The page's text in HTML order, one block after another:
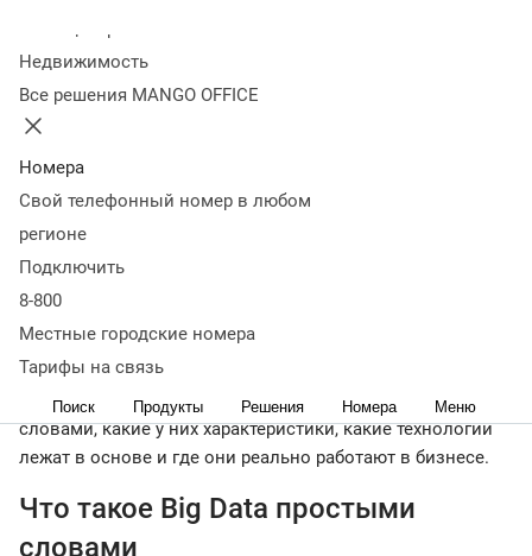
Недвижимость
Все решения MANGO OFFICE
Номера
Свой телефонный номер в любом
регионе
Подключить
8-800
Местные городские номера
Тарифы на связь
Поиск Продукты Решения Номера Меню
Data
DataТренды Big Data в 2026 году
← Читать Журнал
Каждый день человечество генерирует около 2,5
квинтиллиона байт данных: сообщения в мессенджерах,
базы данных с такими объёмами не справляются —
именно здесь начинается территория Big Data. В этой
статье разберём, что такое большие данные простыми
словами, какие у них характеристики, какие технологии
лежат в основе и где они реально работают в бизнесе.
Что такое Big Data простыми
словами